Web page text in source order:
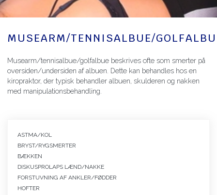
MUSEARM/TENNISALBUE/
Musearm/tennisalbue/golfalbue beskrives ofte som smerter på
oversiden/undersiden af albuen. Dette kan behandles hos en
kiropraktor, der typisk behandler albuen, skulderen og nakken
med manipulationsbehandling.
Primær
navigation
symptomer
ASTMA/KOL
BRYST/RYGSMERTER
BÆKKEN
DISKUSPROLAPS LÆND/NAKKE
FORSTUVNING AF ANKLER/FØDDER
HOFTER